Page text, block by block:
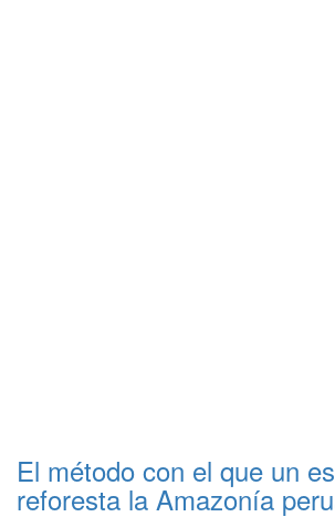
El método con el que un
reforesta la Amazonía